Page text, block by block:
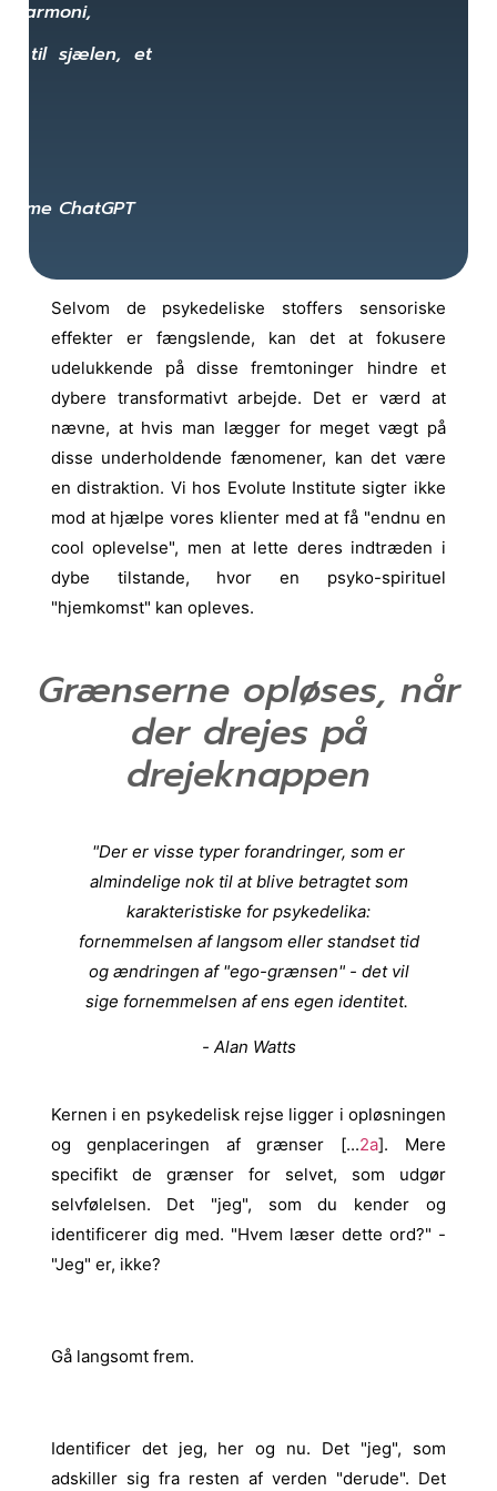
harmoni,
til sjælen, et
ChatGPT
Selvom de psykedeliske stoffers sensoriske
effekter er fængslende, kan det at fokusere
udelukkende på disse fremtoninger hindre et
dybere transformativt arbejde. Det er værd at
nævne, at hvis man lægger for meget vægt på
disse underholdende fænomener, kan det være
en distraktion. Vi hos Evolute Institute sigter ikke
mod at hjælpe vores klienter med at få "endnu en
cool oplevelse", men at lette deres indtræden i
dybe tilstande, hvor en psyko-spirituel
"hjemkomst" kan opleves.
Grænserne opløses, når
der drejes på
drejeknappen
"Der er visse typer forandringer, som er
almindelige nok til at blive betragtet som
karakteristiske for psykedelika:
fornemmelsen af langsom eller standset tid
og ændringen af "ego-grænsen" - det vil
sige fornemmelsen af ens egen identitet.
- Alan Watts
Kernen i en psykedelisk rejse ligger i opløsningen
og genplaceringen af grænser [...2a]. Mere
specifikt de grænser for selvet, som udgør
selvfølelsen. Det "jeg", som du kender og
identificerer dig med. "Hvem læser dette ord?" -
"Jeg" er, ikke?
Gå langsomt frem.
Identificer det jeg, her og nu. Det "jeg", som
adskiller sig fra resten af verden "derude". Det